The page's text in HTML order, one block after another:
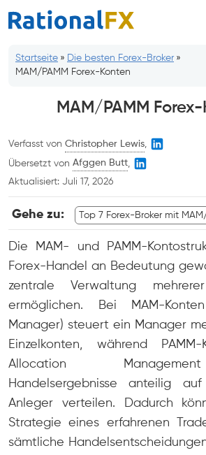
Zum
Inhalt
Startseite » Die besten Forex-Broker »
MAM/PAMM Forex-Konten
MAM/PAMM
Verfasst von Christopher Lewis
Übersetzt von Afggen Butt
Aktualisiert: Juli 17, 2026
Gehe zu: Top 7 Forex-Broker mit
Die MAM- und PAMM-
Forex-Handel an Bedeutung
zentrale Verwaltung
ermöglichen. Bei MAM-
Manager) steuert ein Manager
Einzelkonten, während
Allocation
Handelsergebnisse anteilig
Anleger verteilen. Dadurch
Strategie eines erfahrenen
sämtliche